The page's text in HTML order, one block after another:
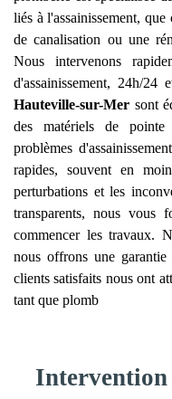
liés à l'assainissement,
de canalisation ou une
Nous intervenons
d'assainissement, 24h/24
Hauteville-sur-Mer sont
des matériels de
problèmes
rapides, souvent en
perturbations et les
transparents, nous vous
commencer les travaux.
nous offrons une
clients satisfaits nous ont
tant que plomb
Intervention